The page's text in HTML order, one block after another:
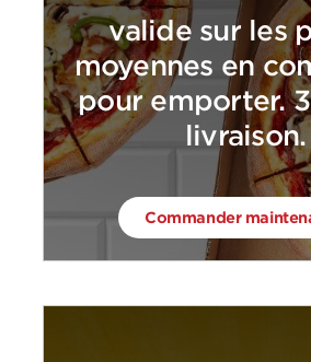
valide sur les
moyennes en
pour emporter.
livraison.
Commander